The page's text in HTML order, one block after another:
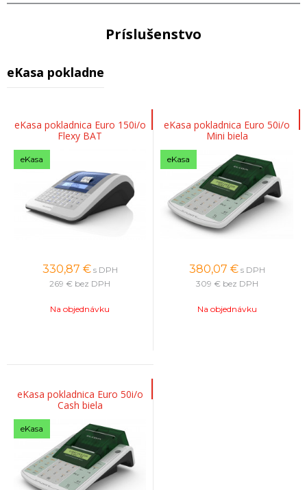
Príslušenstvo
eKasa pokladne
eKasa pokladnica Euro 150i/o
Flexy BAT
eKasa
330,87 € s DPH
269 € bez DPH
Na objednávku
eKasa pokladnica Euro 50i/o
Mini biela
eKasa
380,07 € s DPH
309 € bez DPH
Na objednávku
eKasa pokladnica Euro 50i/o
Cash biela
eKasa